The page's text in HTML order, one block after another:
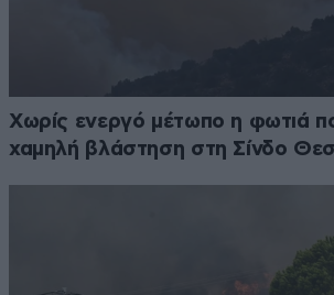
Χωρίς ενεργό μέτωπο η φωτιά
χαμηλή βλάστηση στη Σίνδο